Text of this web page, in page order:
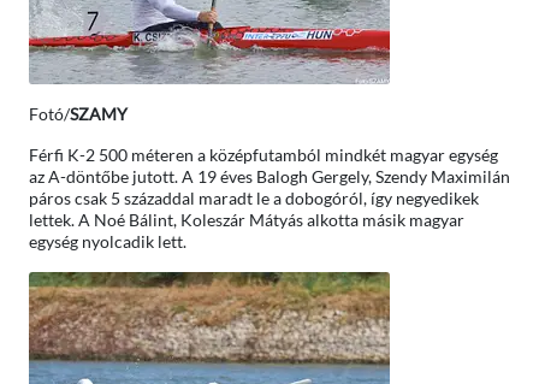
Fotó/SZAMY
Férfi K-2 500 méteren a középfutamból mindkét magyar egység
az A-döntőbe jutott. A 19 éves Balogh Gergely, Szendy Maximilán
páros csak 5 századdal maradt le a dobogóról, így negyedikek
lettek. A Noé Bálint, Koleszár Mátyás alkotta másik magyar
egység nyolcadik lett.